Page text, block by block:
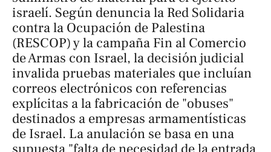
israelí. Según denuncia la Red Solidaria
contra la Ocupación de Palestina
(RESCOP) y la campaña Fin al Comercio
de Armas con Israel, la decisión judicial
invalida pruebas materiales que incluían
correos electrónicos con referencias
explícitas a la fabricación de "obuses"
destinados a empresas armamentísticas
de Israel. La anulación se basa en una